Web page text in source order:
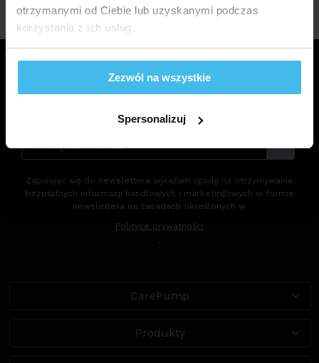
otrzymanymi od Ciebie lub uzyskanymi podczas
korzystania z ich usług.
Zezwól na wszystkie
Spersonalizuj
Otrzymuj najnowsze informacje dotyczące drenażu
limfatycznego i naszych produktów. Sam konkret.
Zapisując się do newslettera wyrażam zgodę na otrzymywanie
bezpłatnych informacji handlowych i marketingowych w formie
newslettera na zasadach określonych w
Polityce prywatności
.
CarePump
Produkty